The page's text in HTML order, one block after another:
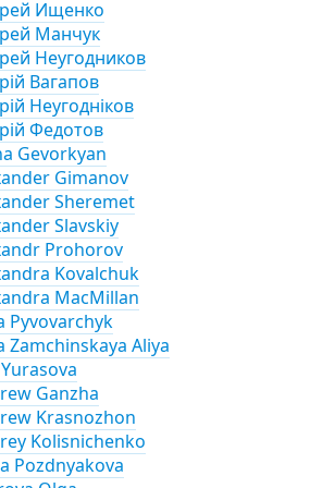
Ищенко
Манчук
Неугодников
Вагапов
Неугодніков
Федотов
Gevorkyan
Gimanov
Sheremet
Slavskiy
Prohorov
Kovalchuk
MacMillan
Pyvovarchyk
Zamchinskaya Aliya
Ganzha
Krasnozhon
Kolisnichenko
Pozdnyakova